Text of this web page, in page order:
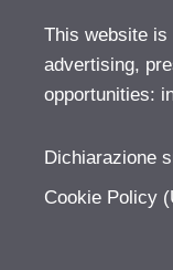
This website
advertising,
opportunities:
Dichiarazione
Cookie Policy